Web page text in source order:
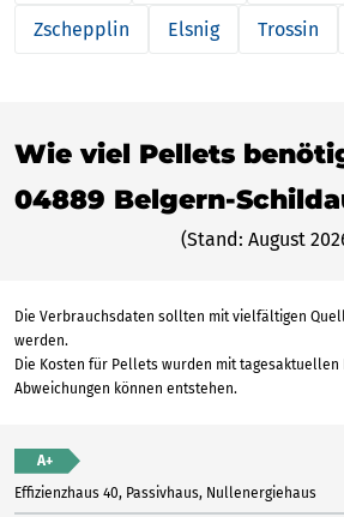
Zschepplin Elsnig Trossin
Wie viel Pellets
04889 Belgern-
(Stand: August
Die Verbrauchsdaten sollten mit vielfältigen
werden.
Die Kosten für Pellets wurden mit tagesaktuellen
Abweichungen können entstehen.
A+
Effizienzhaus 40, Passivhaus, Nullenergiehaus